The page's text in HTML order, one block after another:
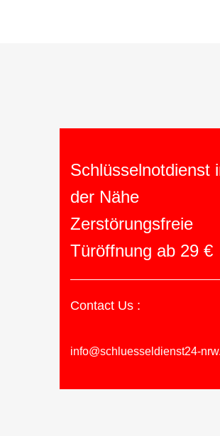
Schlüsselnotdienst
der Nähe
Zerstörungsfreie
Türöffnung ab 29 €
Contact Us :
info@schluesseldienst24-